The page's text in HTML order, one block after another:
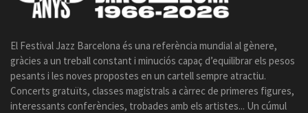
El Festival Jazz Barcelona és una referència mundial al gènere,
gràcies a un treball constant i minuciós capaç d’equilibrar els pesos
pesants i les noves propostes en un cartell sempre atractiu.
Concerts gratuïts, classes magistrals a càrrec de primeres figures,
interessants conferències, trobades amb els artistes... Un cúmul